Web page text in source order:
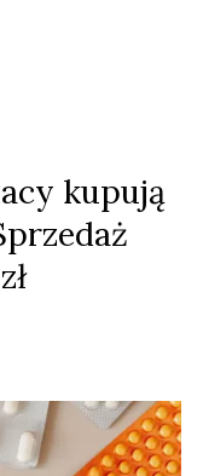
kupują